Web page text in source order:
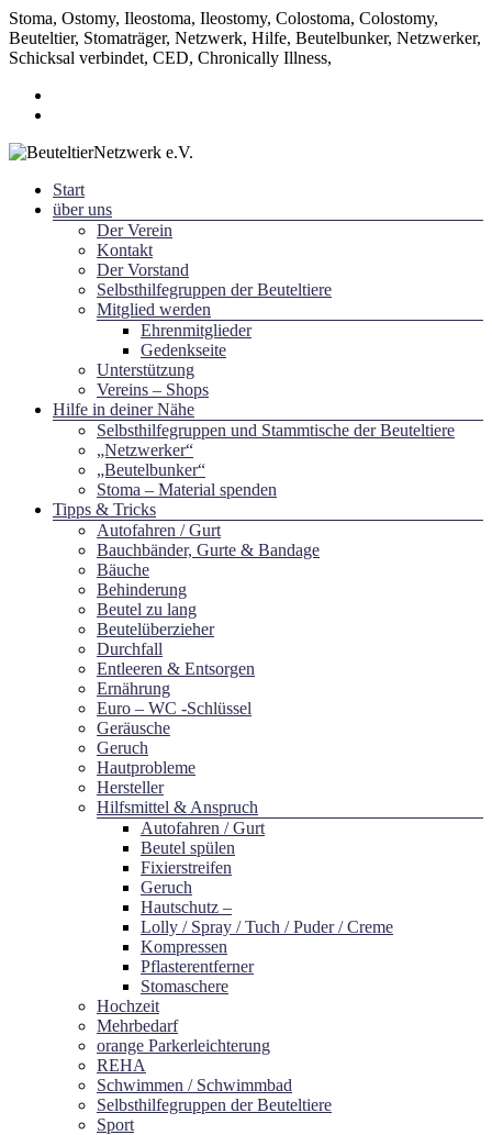
Stoma, Ostomy, Ileostoma, Ileostomy, Colostoma, Colostomy,
Beuteltier, Stomaträger, Netzwerk, Hilfe, Beutelbunker, Netzwerker,
Schicksal verbindet, CED, Chronically Illness,
Zum
Inhalt
BeuteltierNetzwerk e.V.
~ Schicksal verbindet ~
Menü
Start
über uns
Der Verein
Kontakt
Der Vorstand
Selbsthilfegruppen der Beuteltiere
Mitglied werden
Ehrenmitglieder
Gedenkseite
Unterstützung
Vereins – Shops
Hilfe in deiner Nähe
Selbsthilfegruppen und Stammtische der Beuteltiere
„Netzwerker“
„Beutelbunker“
Stoma – Material spenden
Tipps & Tricks
Autofahren / Gurt
Bauchbänder, Gurte & Bandage
Bäuche
Behinderung
Beutel zu lang
Beutelüberzieher
Durchfall
Entleeren & Entsorgen
Ernährung
Euro – WC -Schlüssel
Geräusche
Geruch
Hautprobleme
Hersteller
Hilfsmittel & Anspruch
Autofahren / Gurt
Beutel spülen
Fixierstreifen
Geruch
Hautschutz –
Lolly / Spray / Tuch / Puder / Creme
Kompressen
Pflasterentferner
Stomaschere
Hochzeit
Mehrbedarf
orange Parkerleichterung
REHA
Schwimmen / Schwimmbad
Selbsthilfegruppen der Beuteltiere
Sport